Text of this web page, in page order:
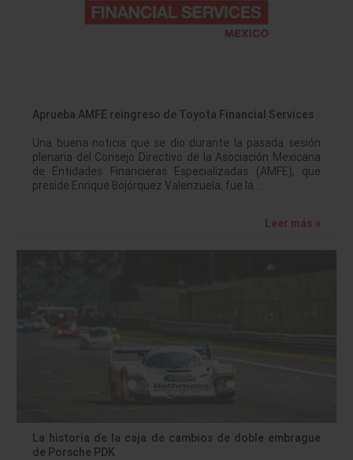
Aprueba AMFE reingreso de Toyota Financial Services
Una buena noticia que se dio durante la pasada sesión
plenaria del Consejo Directivo de la Asociación Mexicana
de Entidades Financieras Especializadas (AMFE), que
preside Enrique Bojórquez Valenzuela, fue la…
Leer más »
La historia de la caja de cambios de doble embrague
de Porsche PDK